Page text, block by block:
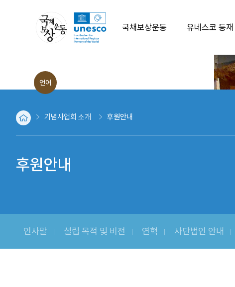
국채보상운동
운동의 전개
유네스코 등재
유
국
유
한
언어
CHN
후원안내
기념사업회 소개 후원안내
인사말 설립 목적 및 비전 연혁 사단법인 안내